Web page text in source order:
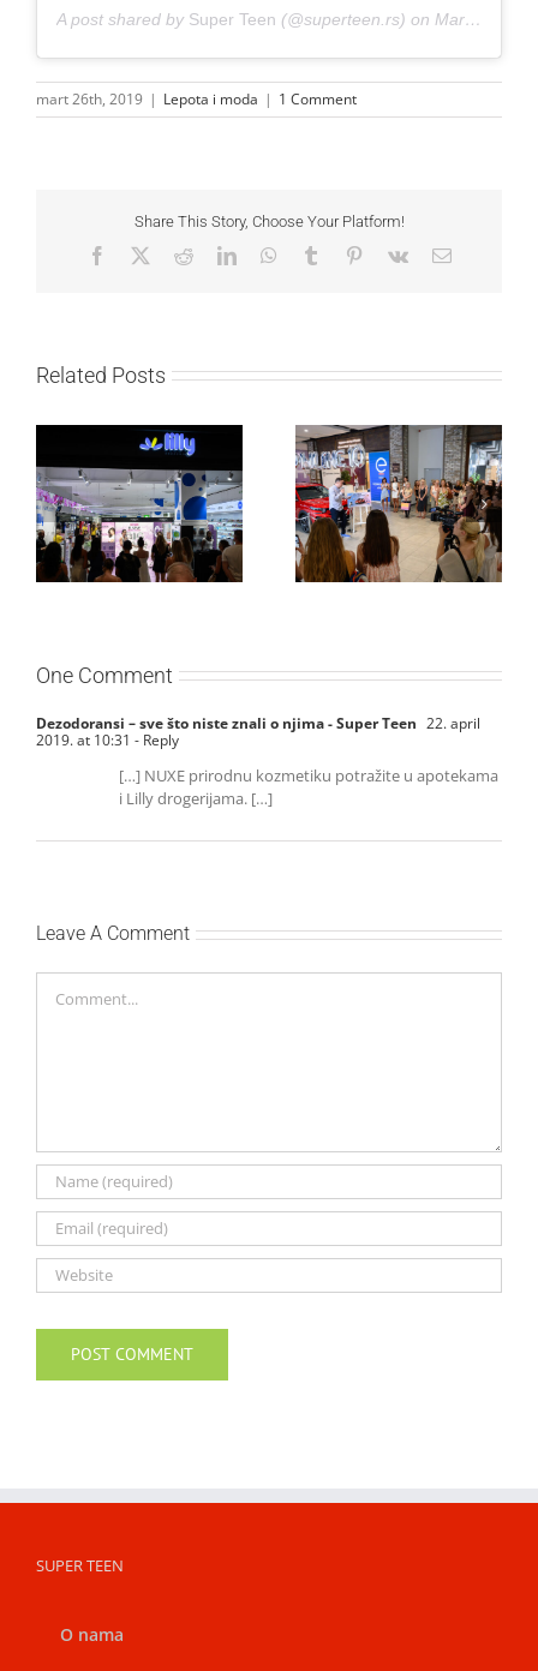
A post shared by Super Teen (@superteen.rs) on Mar 26, 2019 at 8:19am PDT
mart 26th, 2019 | Lepota i moda | 1 Comment
Share This Story, Choose Your Platform!
Facebook RedditLinkedInWhatsApp
Tumblr Pinterest
Vk Email
Related Posts
Lilly Drogerie i L’Oréal
Paris Elseve na
Festivalu nege kose
predstavili Collagen
Lifter liniju i popuste do
30 odsto
Lilly Drogerie proslavile
10. online rođendan,
uručile automobil
Citroën C3 i najavile
saradnju sa
šampionkom Andreom
One Comment
Dezodoransi – sve što niste znali o njima - Super Teen 22. april
2019. at 10:31 - Reply
[…] NUXE prirodnu kozmetiku potražite u apotekama
i Lilly drogerijama. […]
Leave A Comment
SUPER TEEN
O nama